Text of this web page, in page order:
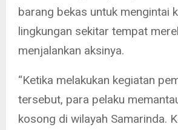
barang bekas untuk mengintai
lingkungan sekitar tempat
menjalankan aksinya.
“Ketika melakukan kegiatan
tersebut, para pelaku
kosong di wilayah Samarinda.